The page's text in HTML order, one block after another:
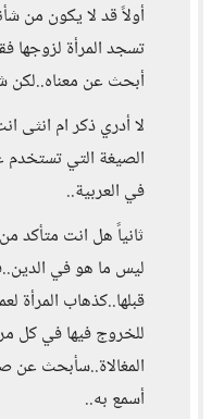
أولاً قد لا يكون من
تسجد المرأة لزوجها
أبحث عن معناه..لكن
لا أدري ذكر ام انثى
الصيغة التي
في العربية..
ثانياً هل انت متأكد
ليس ما هو في
قبلها..كذهاب المرأة
للخروج فيها في كل
المغالاة..سأبحث عن
أسمع به..